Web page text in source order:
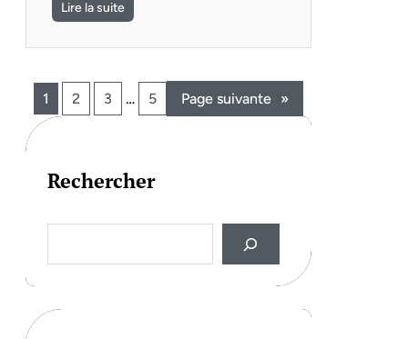
Lire la suite
1 2 3 … 5 Page suivante »
Rechercher
a
h